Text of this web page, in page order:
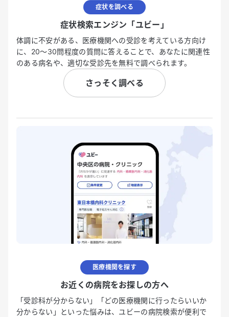
症状を調べる
症状検索エンジン「ユビー」
体調に不安がある、医療機関への受診を考えている方向け
に、20〜30問程度の質問に答えることで、あなたに関連性
のある病名や、適切な受診先を無料で調べられます。
さっそく調べる
医療機関を探す
お近くの病院をお探しの方へ
「受診科が分からない」「どの医療機関に行ったらいいか
分からない」といった悩みは、ユビーの病院検索が便利で